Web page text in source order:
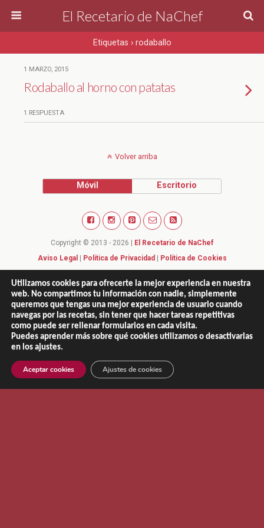
El Recetario de NaChef
Etiquetas › rodaballo
1 MARZO, 2015
Rodaballo al horno con patatas
1 RESPUESTA
Volver arriba
Móvil Escritorio
Utilizamos cookies para ofrecerte la mejor experiencia en nuestra
web. No compartimos tu información con nadie, simplemente
queremos que tengas una mejor experiencia de usuario cuando
navegas por las recetas, sin tener que hacer tareas repetitivas
como puede ser rellenar formularios en cada visita.
Puedes aprender más sobre qué cookies utilizamos o desactivarlas
en los ajustes.
Aceptar cookies Ajustes de cookies
Copyright © 2013 - 2026 | El Recetario de NaChef
Aviso Legal | Política de Privacidad | Política de Cookies